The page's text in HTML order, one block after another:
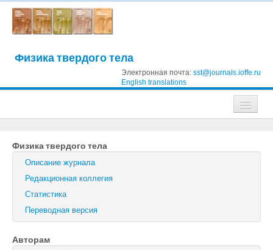
Физика твердого тела
Электронная почта: sst@journals.ioffe.ru
English translations
Журнал технической физики
Письма в Журнал технической физики
Физика твердого тела
Физика и техника полупроводников
Оптика и спектроскопия
Физика твердого тела
Описание журнала
Редакционная коллегия
Статистика
Переводная версия
Авторам